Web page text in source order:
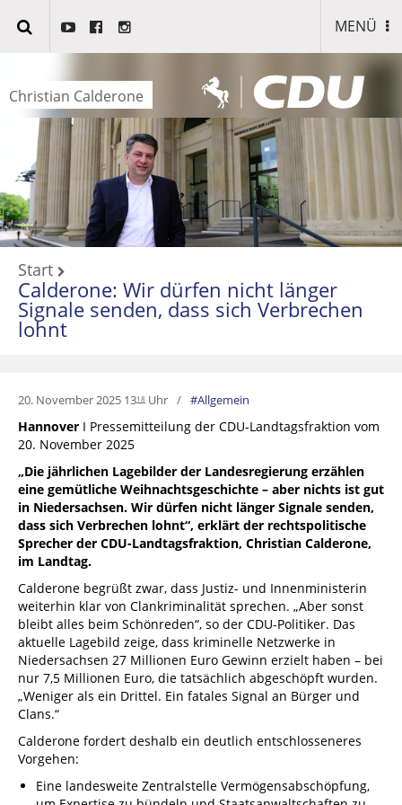
MENÜ
Christian Calderone
Start
Calderone: Wir dürfen nicht länger
Signale senden, dass sich Verbrechen
lohnt
20. November 2025 1318 Uhr Allgemein
Hannover I Pressemitteilung der CDU-Landtagsfraktion vom
20. November 2025
„Die jährlichen Lagebilder der Landesregierung erzählen
eine gemütliche Weihnachtsgeschichte – aber nichts ist gut
in Niedersachsen. Wir dürfen nicht länger Signale senden,
dass sich Verbrechen lohnt“, erklärt der rechtspolitische
Sprecher der CDU-Landtagsfraktion, Christian Calderone,
im Landtag.
Calderone begrüßt zwar, dass Justiz- und Innenministerin
weiterhin klar von Clankriminalität sprechen. „Aber sonst
bleibt alles beim Schönreden“, so der CDU-Politiker. Das
aktuelle Lagebild zeige, dass kriminelle Netzwerke in
Niedersachsen 27 Millionen Euro Gewinn erzielt haben – bei
nur 7,5 Millionen Euro, die tatsächlich abgeschöpft wurden.
„Weniger als ein Drittel. Ein fatales Signal an Bürger und
Clans.“
Calderone fordert deshalb ein deutlich entschlosseneres
Vorgehen:
Eine landesweite Zentralstelle Vermögensabschöpfung,